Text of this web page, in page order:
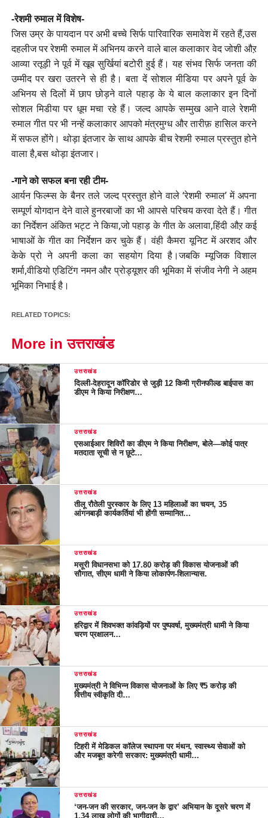
-रेशमी रुमाल में विशेष-
जिस उम्र के पायदान पर अभी बच्चे सिर्फ पारिवारिक समावेश में रहते हैं,उस
दहलीज पर रेशमी रुमाल में अभिनय करने वाले बाल कलाकार वेद जोशी औऱ
आव्या रतूड़ी ने पूर्व में खूब सुर्खियां बटोरी हुई हैं। यह संभव सिर्फ जनता की
उम्मीद पर खरा उतरने से ही है। बता दें सोशल मीडिया पर अपने पूर्व के
अभिनय से दिलों में छाप छोड़ने वाले पहाड़ के ये बाल कलाकार इन दिनों
सोशल मिडीया पर धूम मचा रहे हैं। जल्द आपके सम्मुख आने वाले रेशमी
रुमाल गीत पर भी नन्हें कलाकार आपको मंत्रमुग्ध और तारीफ़ हासिल करने
में सफल होंगे। थोड़ा इंतजार के साथ आपके बीच रेशमी रुमाल प्रस्तुत होने
वाला है,बस थोड़ा इंतजार।
-गाने को सफल बना रही टीम-
आर्यन फिल्म्स के बैनर तले जल्द प्रस्तुत होने वाले ‘रेशमी रुमाल’ में अपना
सम्पूर्ण योगदान देने वाले हुनरबाजों का भी आपसे परिचय करवा देते हैं। गीत
का निर्देशन अंकित भट्ट ने किया,जो पहाड़ के गीत के अलावा,हिंदी औऱ कई
भाषाओं के गीत का निर्देशन कर चुके हैं। वंही कैमरा यूनिट में अरशद और
केके प्रो ने अपनी कला का सहयोग दिया है।जबकि म्यूजिक विशाल
शर्मा,वीडियो एडिटिंग नमन और प्रोड्यूशर की भूमिका में संजीव नेगी ने अहम
भूमिका निभाई है।
RELATED TOPICS:
More in उत्तराखंड
उत्तराखंड
दिल्ली-देहरादून कॉरिडोर से जुड़ी 12 किमी ग्रीनफील्ड बाईपास का
डीएम ने किया निरीक्षण…
उत्तराखंड
एसआईआर शिविरों का डीएम ने किया निरीक्षण, बोले—कोई पात्र
मतदाता सूची से न छूटे…
उत्तराखंड
तीलू रौतेली पुरस्कार के लिए 13 महिलाओं का चयन, 35
आंगनबाड़ी कार्यकर्तियां भी होंगी सम्मानित…
उत्तराखंड
मसूरी विधानसभा को 17.80 करोड़ की विकास योजनाओं की
सौगात, सीएम धामी ने किया लोकार्पण-शिलान्यास.
उत्तराखंड
हरिद्वार में शिवभक्त कांवड़ियों पर पुष्पवर्षा, मुख्यमंत्री धामी ने किया
चरण प्रक्षालन…
उत्तराखंड
मुख्यमंत्री ने विभिन्न विकास योजनाओं के लिए ₹5 करोड़ की
वित्तीय स्वीकृति दी…
उत्तराखंड
टिहरी में मेडिकल कॉलेज स्थापना पर मंथन, स्वास्थ्य सेवाओं को
और मजबूत करेगी सरकार: मुख्यमंत्री धामी…
उत्तराखंड
‘जन-जन की सरकार, जन-जन के द्वार’ अभियान के दूसरे चरण में
1.34 लाख लोगों की भागीदारी…